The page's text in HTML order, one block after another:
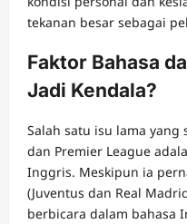
tekanan besar sebagai
Faktor Bahasa
Jadi Kendala?
Salah satu isu lama
dan Premier League
Inggris. Meskipun ia
(Juventus dan Real
berbicara dalam bahasa